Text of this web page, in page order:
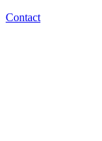
Contact